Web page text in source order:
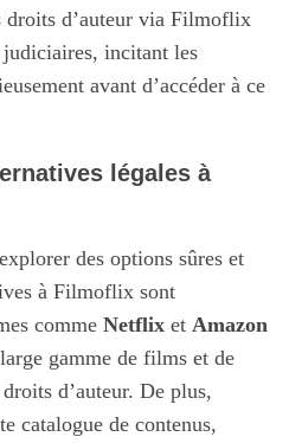
droits d’auteur via Filmoflix
judiciaires, incitant les
avant d’accéder à ce
légales à
des options sûres et
à Filmoflix sont
comme Netflixet Amazon
gamme de films et de
d’auteur. De plus,
catalogue de contenus,